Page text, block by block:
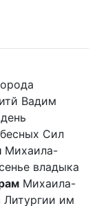
Вадим
Сил
Михаила-
владыка
Михаила-
Литургии им